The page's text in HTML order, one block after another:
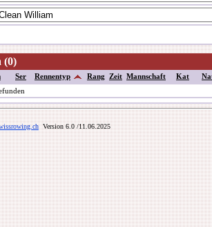
(0)
Ser Rennentyp Rang Zeit Mannschaft Kat
Version 6.0/11.06.2025